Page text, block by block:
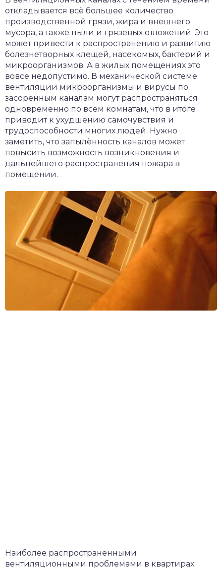
откладывается всё большее количество
производственной грязи, жира и внешнего
мусора, а также пыли и грязевых отложений. Это
может привести к распространению и развитию
болезнетворных клещей, насекомых, бактерий и
микроорганизмов. А в жилых помещениях это
вовсе недопустимо. В механической системе
вентиляции микроорганизмы и вирусы по
засоренным каналам могут распространяться
одновременно по всем комнатам, что в итоге
приводит к ухудшению самочувствия и
трудоспособности многих людей. Нужно
заметить, что запылённость каналов может
повысить возможность возникновения и
дальнейшего распространения пожара в
помещении.
Наиболее распространёнными
вентиляционными проблемами в квартирах